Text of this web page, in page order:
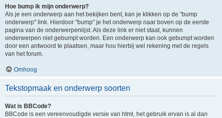
Hoe bump ik mijn onderwerp?
Als je een onderwerp aan het bekijken bent, kan je klikken op de "bump
onderwerp" link. Hierdoor "bump" je het onderwerp naar boven op de eerste
pagina van de onderwerpenlijst. Als deze link er niet staat, kunnen
onderwerpen niet gebumpt worden. Een onderwerp kan ook gebumpt worden
door een antwoord te plaatsen, maar hou hierbij wel rekening met de regels
van het forum.
Omhoog
Tekstopmaak en onderwerp soorten
Wat is BBCode?
BBCode is een vereenvoudigde versie van html, het gebruik ervan is al dan